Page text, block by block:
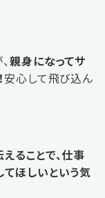
親身になってサ
安心して飛び込ん
ることで、仕事
ほしいという気